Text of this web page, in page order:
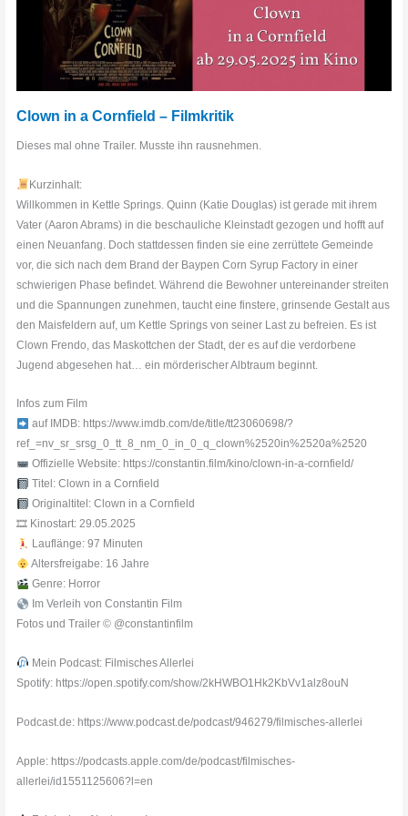
Clown in a Cornfield – Filmkritik
Dieses mal ohne Trailer. Musste ihn rausnehmen.
Kurzinhalt:
Willkommen in Kettle Springs. Quinn (Katie Douglas) ist gerade mit ihrem
Vater (Aaron Abrams) in die beschauliche Kleinstadt gezogen und hofft auf
einen Neuanfang. Doch stattdessen finden sie eine zerrüttete Gemeinde
vor, die sich nach dem Brand der Baypen Corn Syrup Factory in einer
schwierigen Phase befindet. Während die Bewohner untereinander streiten
und die Spannungen zunehmen, taucht eine finstere, grinsende Gestalt aus
den Maisfeldern auf, um Kettle Springs von seiner Last zu befreien. Es ist
Clown Frendo, das Maskottchen der Stadt, der es auf die verdorbene
Jugend abgesehen hat… ein mörderischer Albtraum beginnt.
Infos zum Film
auf IMDB: https://www.imdb.com/de/title/tt23060698/?
ref_=nv_sr_srsg_0_tt_8_nm_0_in_0_q_clown%2520in%2520a%2520
Offizielle Website: https://constantin.film/kino/clown-in-a-cornfield/
Titel: Clown in a Cornfield
Originaltitel: Clown in a Cornfield
🎞 Kinostart: 29.05.2025
Lauflänge: 97 Minuten
Altersfreigabe: 16 Jahre
Genre: Horror
Im Verleih von Constantin Film
Fotos und Trailer © @constantinfilm
Mein Podcast: Filmisches Allerlei
Spotify: https://open.spotify.com/show/2kHWBO1Hk2KbVv1alz8ouN
Podcast.de: https://www.podcast.de/podcast/946279/filmisches-allerlei
Apple: https://podcasts.apple.com/de/podcast/filmisches-
allerlei/id1551125606?l=en